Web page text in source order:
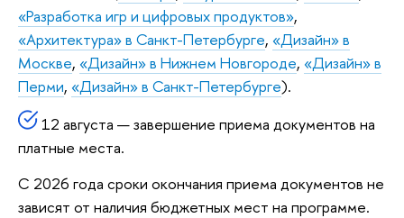
«Разработка игр и цифровых продуктов»,
«Архитектура» в Санкт-Петербурге, «Дизайн» в
Москве, «Дизайн» в Нижнем Новгороде, «Дизайн» в
Перми, «Дизайн» в Санкт-Петербурге).
12 августа — завершение приема документов на
платные места.
С 2026 года сроки окончания приема документов не
зависят от наличия бюджетных мест на программе.